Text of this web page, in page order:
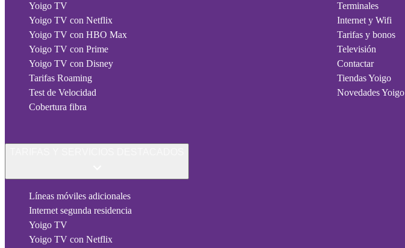
Yoigo TV
Yoigo TV con Netflix
Yoigo TV con HBO Max
Yoigo TV con Prime
Yoigo TV con Disney
Tarifas Roaming
Test de Velocidad
Cobertura fibra
Terminales
Internet y Wifi
Tarifas y bonos
Televisión
Contactar
Tiendas Yoigo
Novedades Yoigo
Líneas móviles adicionales
Internet segunda residencia
Yoigo TV
Yoigo TV con Netflix